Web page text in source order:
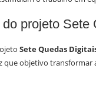
projeto
Sete Quedas
que objetivo transformar